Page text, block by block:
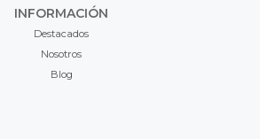
INFORMACIÓN
Destacados
Nosotros
Blog